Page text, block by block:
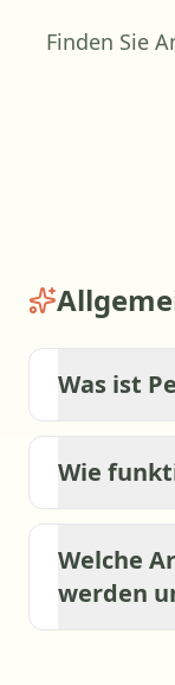
Finden Sie
Was ist
Wie
Welche
werden